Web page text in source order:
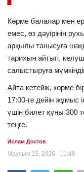
Көрме балалар мен
емес, өз дәуірінің
арқылы танысуға
тарихын айтып,
салыстыруға
Айта кетейік, көрме
17:00-ге дейін жұмыс
үшін билет құны 300
теңге.
Ислам Достов
Маусым 23, 2026 - 11:48